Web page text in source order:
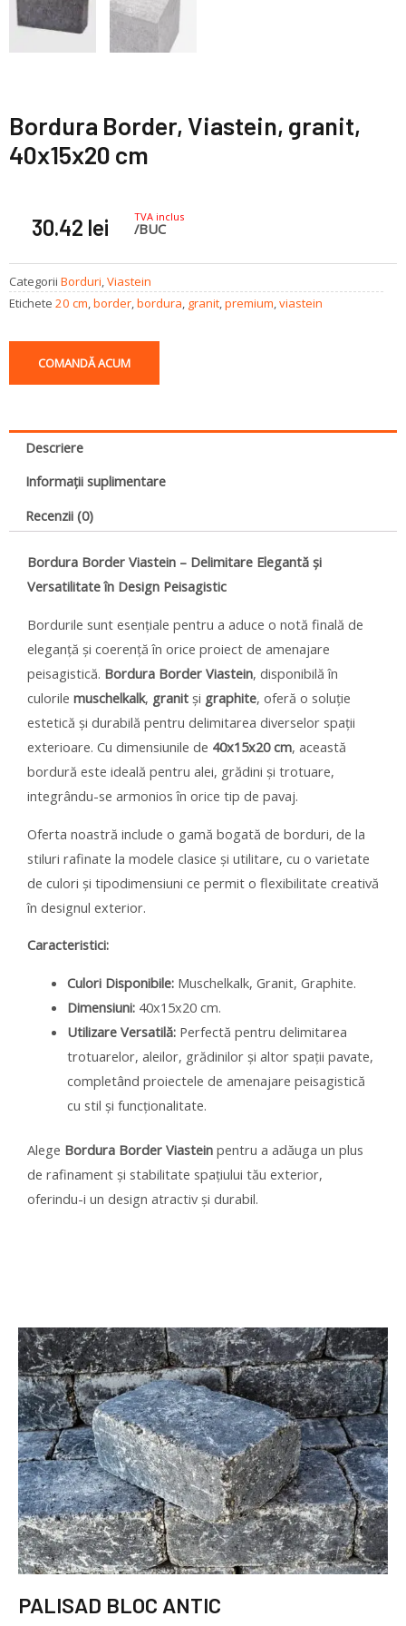
Bordura Border, Viastein, granit,
40x15x20 cm
30.42 lei TVA inclus
/BUC
Categorii Borduri,Viastein
Etichete 20 cm,border,bordura, granit,premium,viastein
COMANDĂ ACUM
Descriere
Informații suplimentare
Recenzii (0)
Bordura Border Viastein – Delimitare Elegantă și
Versatilitate în Design Peisagistic
Bordurile sunt esențiale pentru a aduce o notă finală de
eleganță și coerență în orice proiect de amenajare
peisagistică. Bordura Border Viastein, disponibilă în
culorile muschelkalk, granit și graphite, oferă o soluție
estetică și durabilă pentru delimitarea diverselor spații
exterioare. Cu dimensiunile de 40x15x20 cm, această
bordură este ideală pentru alei, grădini și trotuare,
integrându-se armonios în orice tip de pavaj.
Oferta noastră include o gamă bogată de borduri, de la
stiluri rafinate la modele clasice și utilitare, cu o varietate
de culori și tipodimensiuni ce permit o flexibilitate creativă
în designul exterior.
Caracteristici:
Culori Disponibile:Muschelkalk, Granit, Graphite.
Dimensiuni:40x15x20 cm.
Utilizare Versatilă:Perfectă pentru delimitarea
trotuarelor, aleilor, grădinilor și altor spații pavate,
completând proiectele de amenajare peisagistică
cu stil și funcționalitate.
Alege Bordura Border Viastein pentru a adăuga un plus
de rafinament și stabilitate spațiului tău exterior,
oferindu-i un design atractiv și durabil.
PALISAD BLOC ANTIC